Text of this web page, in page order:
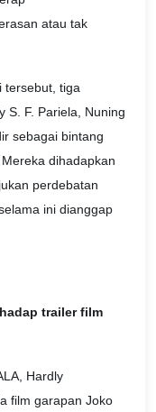
atau tak
tersebut, tiga
S. F. Pariela, Nuning
sebagai bintang
dihadapkan
perdebatan
ini dianggap
trailer film
Hardly
film garapan Joko